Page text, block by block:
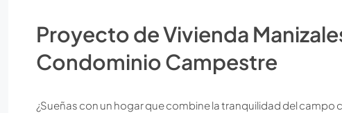
Proyecto de Vivienda
Condominio Campestre
¿Sueñas con un hogar que combine la tranquilidad del campo